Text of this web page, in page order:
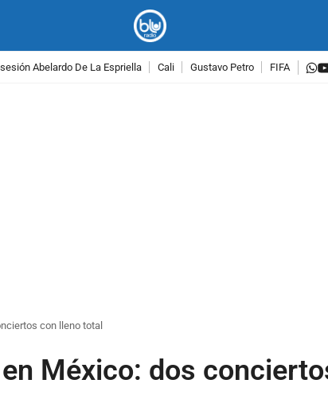
Abelardo De La Espriella Cali Gustavo Petro FIFA
con lleno total
México: dos